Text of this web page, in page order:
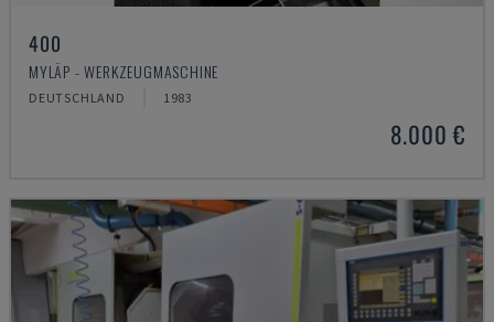
400
MYLÄP - WERKZEUGMASCHINE
DEUTSCHLAND 1983
8.000 €